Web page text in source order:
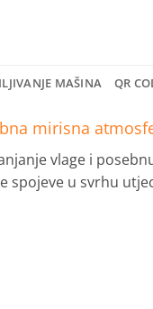
MAŠINA QR
mirisna
vlage i
u svrhu